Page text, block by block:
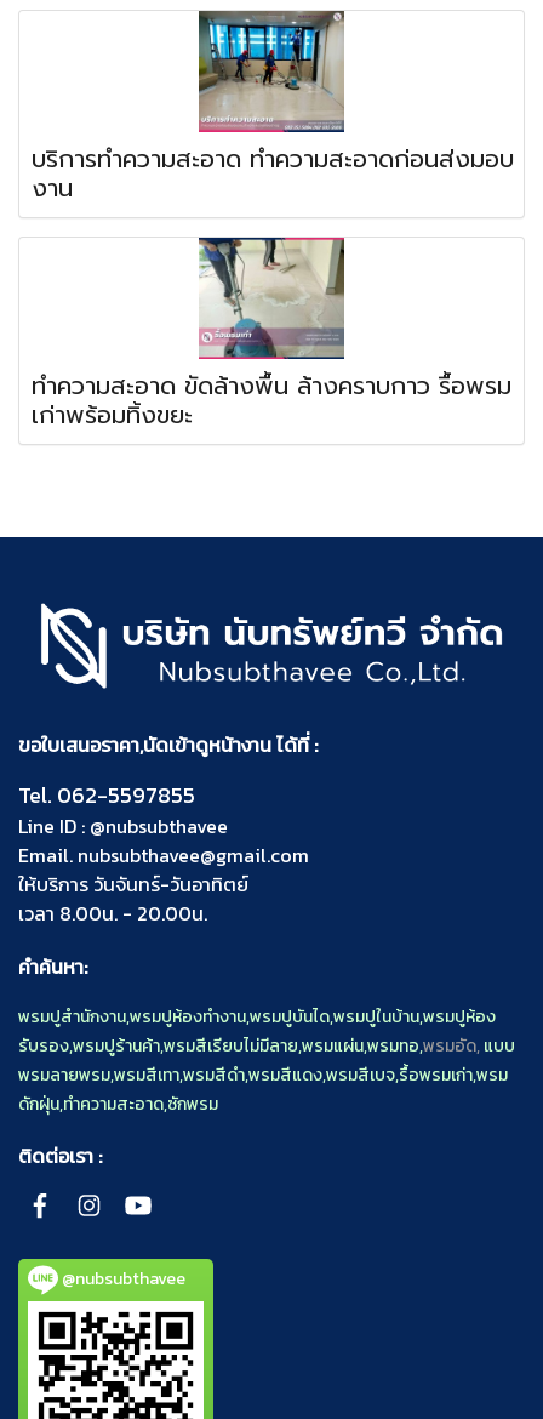
บริการทำความสะอาด ทำความสะอาดก่อนส่งมอบ
งาน
ทำความสะอาด ขัดล้างพื้น ล้างคราบกาว รื้อพรม
เก่าพร้อมทิ้งขยะ
ขอใบเสนอราคา,นัดเข้าดูหน้างาน ได้ที่ :
Tel. 062-5597855
Line ID : @nubsubthavee
Email. nubsubthavee@gmail.com
ให้บริการ วันจันทร์-วันอาทิตย์
เวลา 8.00น. - 20.00น.
คำค้นหา:
พรมปูสำนักงาน,พรมปูห้องทำงาน,พรมปูบันได,พรมปูในบ้าน,พรมปูห้อง
รับรอง,พรมปูร้านค้า,พรมสีเรียบไม่มีลาย,พรมแผ่น,พรมทอ,พรมอัด,แบบ
พรมลายพรม,พรมสีเทา,พรมสีดำ,พรมสีแดง,พรมสีเบจ,รื้อพรมเก่า,พรม
ดักฝุ่น,ทำความสะอาด,ซักพรม
ติดต่อเรา :
@nubsubthavee